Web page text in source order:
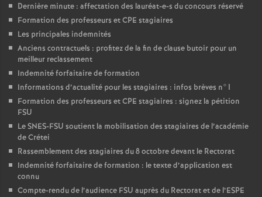
Dernière minute : affectation des lauréat-e-s du concours réservé
Formation des professeurs etCPE stagiaires
Les principales indemnités
Anciens contractuels : profitez de la fin de clause butoir pour un
meilleur reclassement
Indemnité forfaitaire de formation
Informations d’actualité pour les stagiaires : infos brèves n°1
Formation des professeurs etCPE stagiaires : signez la pétition
FSU
LeSNES-FSU soutient la mobilisation des stagiaires de l’académie
de Crétei
Rassemblement des stagiaires du 8 octobre devant le Rectorat
Indemnité forfaitaire de formation : le texte d’application est
connu
Compte-rendu de l’audience FSU auprès du Rectorat et de l’ESPE